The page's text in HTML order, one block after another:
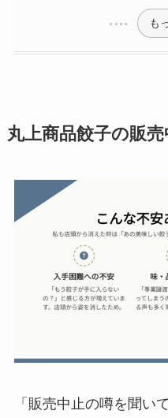
も
丸上商品餃子の販
「販売中止の噂を聞い